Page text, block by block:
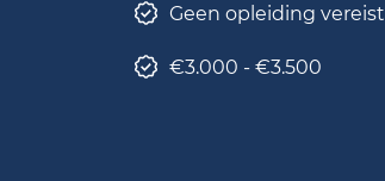
Geen opleiding vereist
€3.000 - €3.500